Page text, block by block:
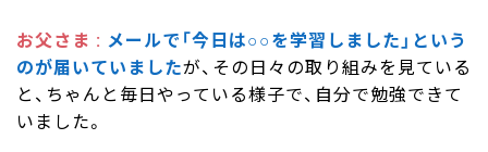
お父さま
メールで「今日は○○を学習しました」という
のが届いていましたが、その日々の取り組みを見ている
と、ちゃんと毎日やっている様子で、自分で勉強できて
いました。